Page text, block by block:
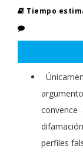
Tiempo
perfiles